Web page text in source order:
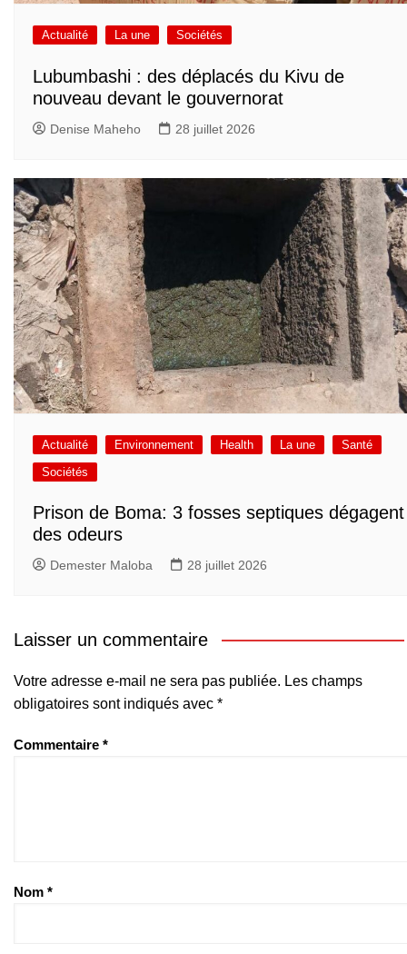
Actualité La une Sociétés
Lubumbashi : des déplacés du Kivu de
nouveau devant le gouvernorat
Denise Maheho 28 juillet 2026
Actualité Environnement Health La une
Santé
Sociétés
Prison de Boma: 3 fosses septiques dégagent
des odeurs
Demester Maloba 28 juillet 2026
Laisser un commentaire
Votre adresse e-mail ne sera pas publiée. Les champs
obligatoires sont indiqués avec *
Commentaire *
Nom *